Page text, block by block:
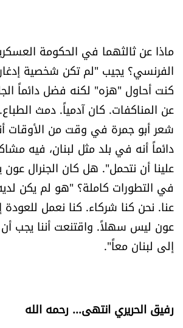
ماذا عن ثالثهما في الحكومة
الفرنسي؟ يجيب "لم تكن شخصية
كنت أحاول "هزه" لكنه فضل دائماً
عن المناكفات. كان آدمياً. دمث
شعر أبو جمرة في وقت من الأوقات
دائماً أنه في بلد مثل لبنان، فيه
علينا أن نتحمل". هل كان الجنرال
في التطورات كاملة؟ "هو لم يكن
عنا. نحن كنا شركاء. كنا نعمل
عون ليس سهلاً. واقتنعت أننا يجب
إلى لبنان معاً".
رفيق الحريري انتهى... رحمه الله